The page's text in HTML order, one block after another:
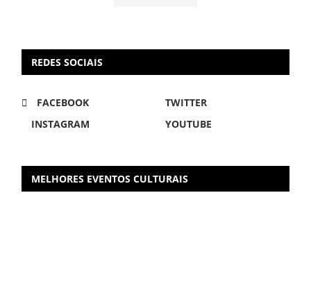
REDES SOCIAIS
FACEBOOK
TWITTER
INSTAGRAM
YOUTUBE
MELHORES EVENTOS CULTURAIS